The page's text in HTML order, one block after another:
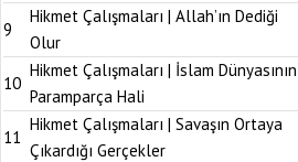
9
Hikmet Çalışmaları | Allah’ın Dediği
Olur
10
Hikmet Çalışmaları | İslam Dünyasının
Paramparça Hali
11
Hikmet Çalışmaları | Savaşın Ortaya
Çıkardığı Gerçekler